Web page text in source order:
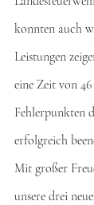
konnten auch
Leistungen
eine Zeit von
Fehlerpunkten
erfolgreich
Mit großer
unsere drei